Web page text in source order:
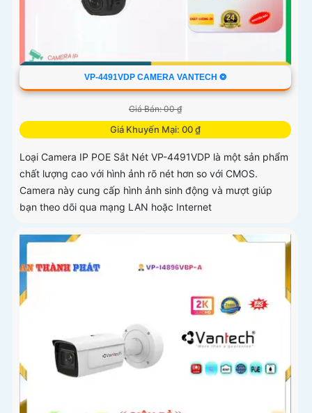
VP-4491VDP CAMERA VANTECH ❂
Giá Bán: 00 ₫
Giá Khuyến Mại: 00 ₫
Loại Camera IP POE Sắt Nét VP-4491VDP là một sản phẩm
chất lượng cao với hình ảnh rõ nét hơn so với CMOS.
Camera này cung cấp hình ảnh sinh động và mượt giúp
bạn theo dõi qua mạng LAN hoặc Internet